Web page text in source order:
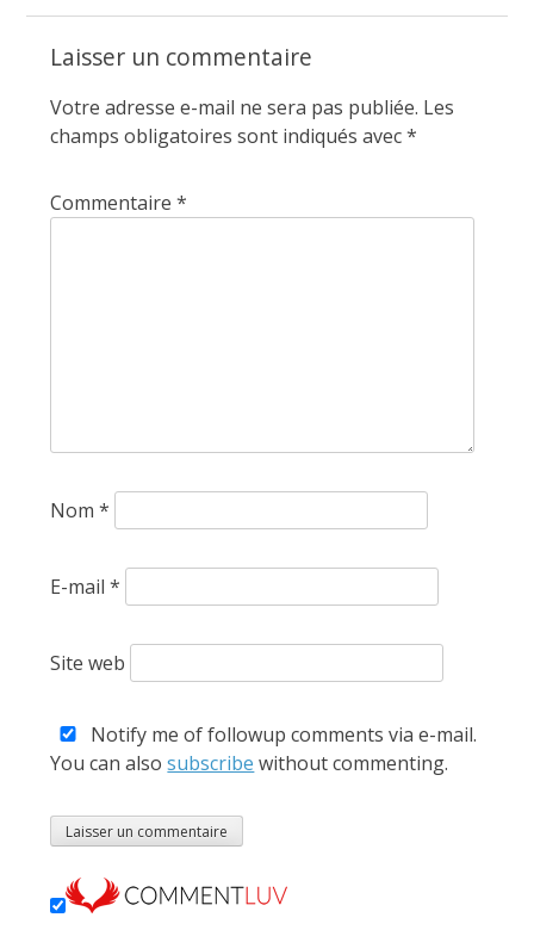
Laisser un commentaire
Votre adresse e-mail ne sera pas publiée. Les
champs obligatoires sont indiqués avec*
Commentaire*
Nom*
E-mail*
Site web
Notify me of followup comments via e-mail.
You can alsosubscribe without commenting.